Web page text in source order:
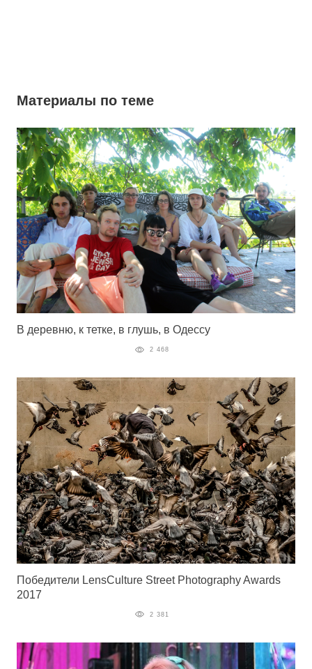
Материалы по теме
В деревню, к тетке, в глушь, в Одессу
2 468
Победители LensCulture Street Photography Awards
2017
2 381